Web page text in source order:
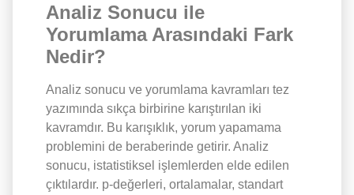
Analiz Sonucu ile
Yorumlama Arasındaki Fark
Nedir?
Analiz sonucu ve yorumlama kavramları tez
yazımında sıkça birbirine karıştırılan iki
kavramdır. Bu karışıklık, yorum yapamama
problemini de beraberinde getirir. Analiz
sonucu, istatistiksel işlemlerden elde edilen
çıktılardır. p-değerleri, ortalamalar, standart